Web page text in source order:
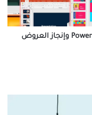
حيل ذكية لتسريع العمل في PowerPoint وإنجاز العروض